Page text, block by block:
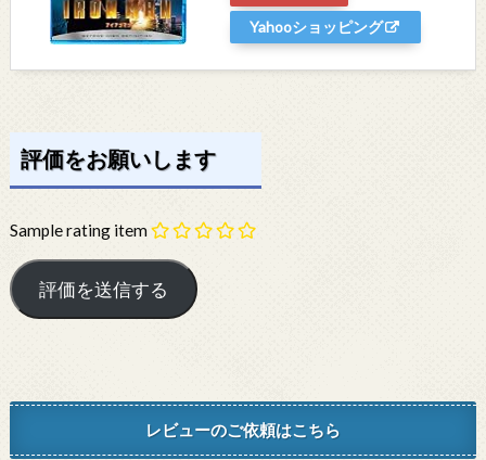
Yahooショッピング
評価をお願いします
Sample rating item
レビューのご依頼はこちら